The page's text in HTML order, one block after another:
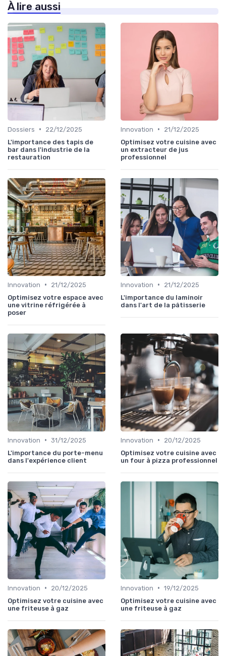
À lire aussi
Dossiers •
22/12/2025
L'importance des tapis de
bar dans l'industrie de la
restauration
Innovation •
21/12/2025
Optimisez votre cuisine avec
un extracteur de jus
professionnel
Innovation •
21/12/2025
Optimisez votre espace avec
une vitrine réfrigérée à
poser
Innovation •
21/12/2025
L'importance du laminoir
dans l'art de la pâtisserie
Innovation • 31/12/2025
L'importance du porte-menu
dans l'expérience client
Innovation •
20/12/2025
Optimisez votre cuisine avec
un four à pizza professionnel
Innovation •
20/12/2025
Optimisez votre cuisine avec
une friteuse à gaz
Innovation • 19/12/2025
Optimisez votre cuisine avec
une friteuse à gaz